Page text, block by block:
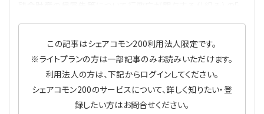
【連載】公益法人会計検定試験一問一答
【連載】公益法人のための「新公益信託」活用戦略
【連載】事務局だよりPLUS
【連載】テーマで紐解く逆引きガイドライン
【連載】悩みと向き合う経営学
この記事はシェアコモン200利用法人限定です。
※ライトプランの方は一部記事のみお読みいただけます。
利用法人の方は、下記からログインしてください。
シェアコモン200のサービスについて、詳しく知りたい・登
録したい方はお問合せください。